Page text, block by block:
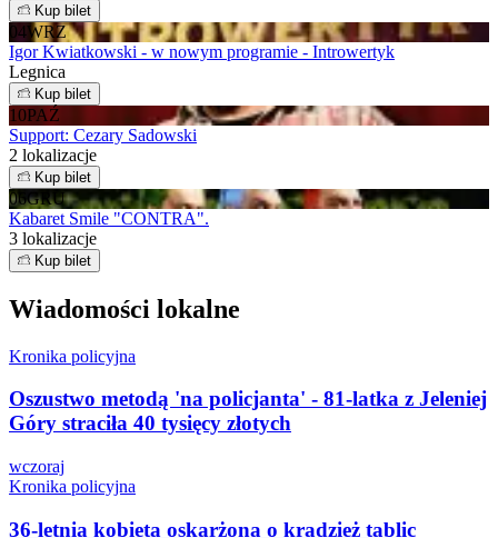
Kup bilet
04WRZ
Igor Kwiatkowski - w nowym programie - Introwertyk
Legnica
Kup bilet
10PAŹ
Support: Cezary Sadowski
2 lokalizacje
Kup bilet
06GRU
Kabaret Smile "CONTRA".
3 lokalizacje
Kup bilet
Wiadomości lokalne
Kronika policyjna
Oszustwo metodą 'na policjanta' - 81-latka z Jeleniej
Góry straciła 40 tysięcy złotych
wczoraj
Kronika policyjna
36-letnia kobieta oskarżona o kradzież tablic